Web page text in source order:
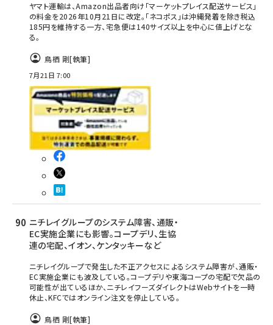
ヤマト運輸は、Amazon出品者向け「マーケットプレイス配送サービス」
の料金を2026年10月21日に改定。「ネコポス」は沖縄発着を除き税込
185円を維持する一方、宅急便は140サイズ以上を中心に値上げとな
る。
鳥栖 剛[執筆]
7月21日 7:00
ニチレイグループのシステム障害、通販・
EC実施企業にも影響。コープデリ、生協
連の宅配、イオン、ケンタッキーなど
ニチレイグループで発生した不正アクセスによるシステム障害が、通販・
EC実施企業にも波及している。コープデリや東海コープの宅配で欠品の
可能性が出ているほか、ニチレイフーズダイレクトはWebサイトを一時
休止、KFCではオンライン注文を停止している。
鳥栖 剛[執筆]